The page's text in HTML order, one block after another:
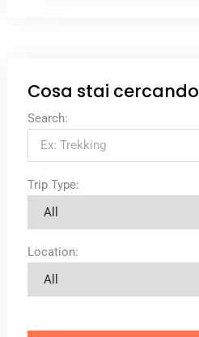
Cosa stai cercando
Search:
Trip Type:
Location: